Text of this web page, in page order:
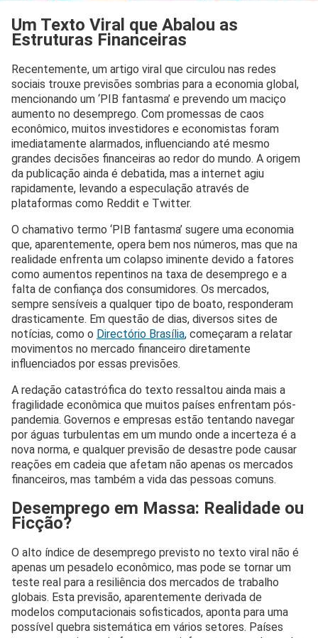
Um Texto Viral que Abalou as
Estruturas Financeiras
Recentemente, um artigo viral que circulou nas redes
sociais trouxe previsões sombrias para a economia global,
mencionando um ‘PIB fantasma’ e prevendo um maciço
aumento no desemprego. Com promessas de caos
econômico, muitos investidores e economistas foram
imediatamente alarmados, influenciando até mesmo
grandes decisões financeiras ao redor do mundo. A origem
da publicação ainda é debatida, mas a internet agiu
rapidamente, levando a especulação através de
plataformas como Reddit e Twitter.
O chamativo termo ‘PIB fantasma’ sugere uma economia
que, aparentemente, opera bem nos números, mas que na
realidade enfrenta um colapso iminente devido a fatores
como aumentos repentinos na taxa de desemprego e a
falta de confiança dos consumidores. Os mercados,
sempre sensíveis a qualquer tipo de boato, responderam
drasticamente. Em questão de dias, diversos sites de
notícias, como o Directório Brasília, começaram a relatar
movimentos no mercado financeiro diretamente
influenciados por essas previsões.
A redação catastrófica do texto ressaltou ainda mais a
fragilidade econômica que muitos países enfrentam pós-
pandemia. Governos e empresas estão tentando navegar
por águas turbulentas em um mundo onde a incerteza é a
nova norma, e qualquer previsão de desastre pode causar
reações em cadeia que afetam não apenas os mercados
financeiros, mas também a vida das pessoas comuns.
Desemprego em Massa: Realidade ou
Ficção?
O alto índice de desemprego previsto no texto viral não é
apenas um pesadelo econômico, mas pode se tornar um
teste real para a resiliência dos mercados de trabalho
globais. Esta previsão, aparentemente derivada de
modelos computacionais sofisticados, aponta para uma
possível quebra sistemática em vários setores. Países